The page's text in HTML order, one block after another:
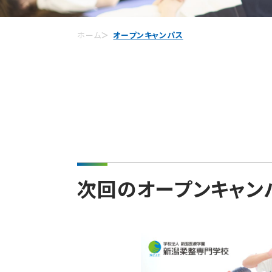
ホーム オープンキャンパス
次回のオープンキャン